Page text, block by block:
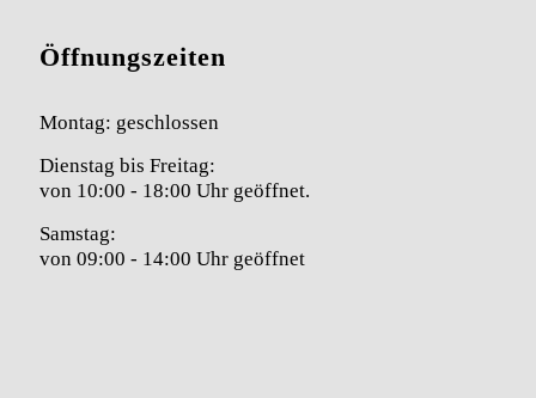
Öffnungszeiten
Montag: geschlossen
Dienstag bis Freitag:
von 10:00 - 18:00 Uhr geöffnet.
Samstag:
von 09:00 - 14:00 Uhr geöffnet